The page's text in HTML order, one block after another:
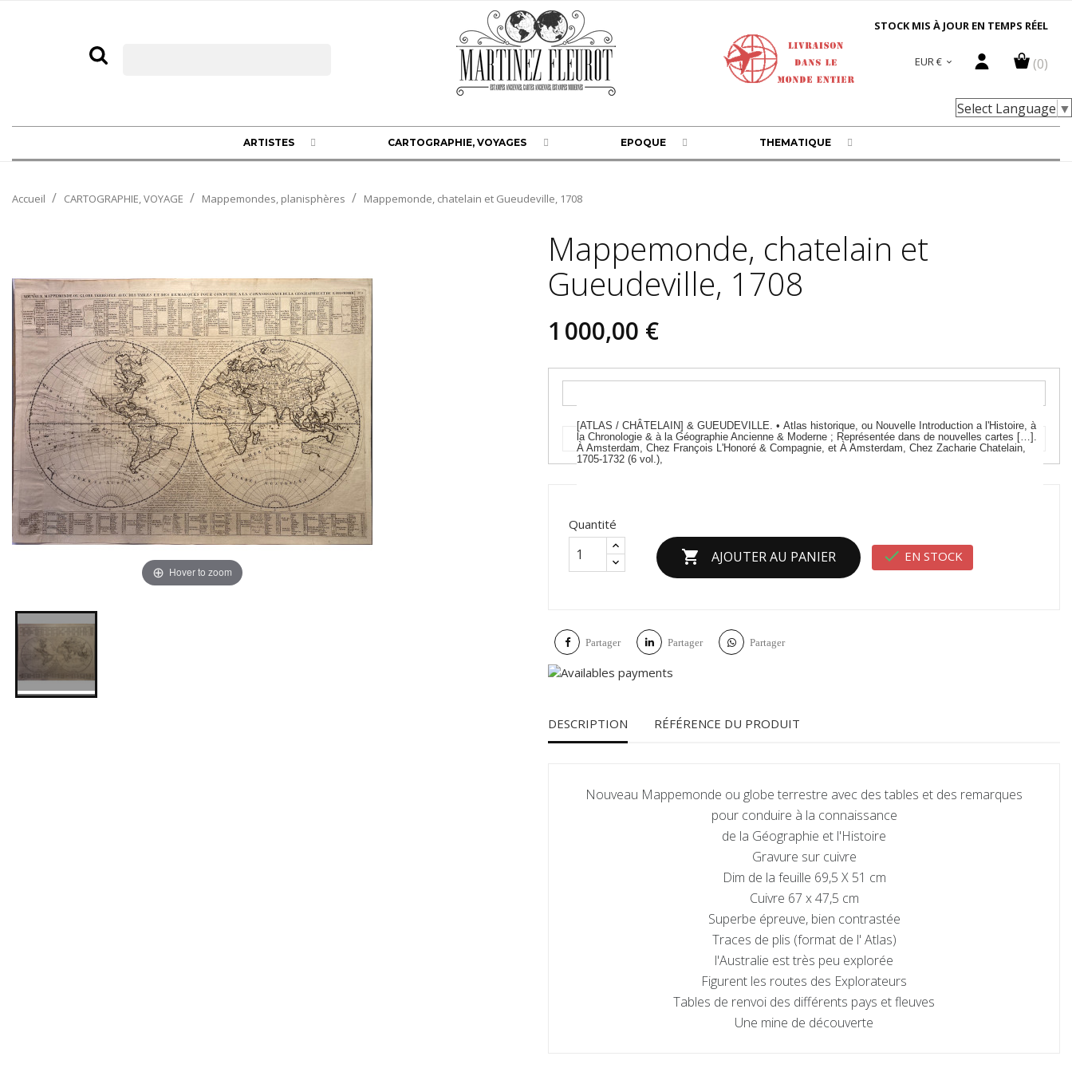
STOCK MIS À JOUR EN TEMPS RÉEL
(0)
EUR € 
Select Language ▼
ARTISTES CARTOGRAPHIE, VOYAGES EPOQUE THEMATIQUE
Accueil CARTOGRAPHIE, VOYAGE Mappemondes, planisphères Mappemonde, chatelain et Gueudeville, 1708
Hover to zoom
Mappemonde, chatelain et
Gueudeville, 1708
1 000,00 €
[ATLAS / CHÂTELAIN] & GUEUDEVILLE. • Atlas historique, ou Nouvelle Introduction a l'Histoire, à
la Chronologie & à la Géographie Ancienne & Moderne ; Représentée dans de nouvelles cartes […].
À Amsterdam, Chez François L'Honoré & Compagnie, et À Amsterdam, Chez Zacharie Chatelain,
1705-1732 (6 vol.),
Quantité
 AJOUTER AU PANIER  EN STOCK
Partager Partager Partager
DESCRIPTION RÉFÉRENCE DU PRODUIT
Nouveau Mappemonde ou globe terrestre avec des tables et des remarques
pour conduire à la connaissance
de la Géographie et l'Histoire
Gravure sur cuivre
Dim de la feuille 69,5 X 51 cm
Cuivre 67 x 47,5 cm
Superbe épreuve, bien contrastée
Traces de plis (format de l' Atlas)
l'Australie est très peu explorée
Figurent les routes des Explorateurs
Tables de renvoi des différents pays et fleuves
Une mine de découverte